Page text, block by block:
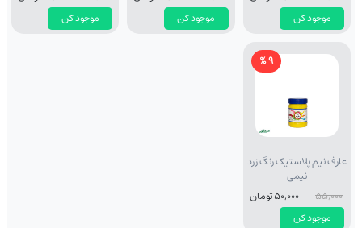
موجود کن موجود کن موجود کن
9 %
عارف نیم پلاستیک رنگ زرد
نیمی
موجود کن
55,000 50,000 تومان